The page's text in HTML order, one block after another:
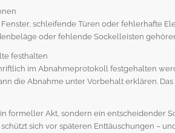
Fenster, schleifende Türen oder fehlerhafte
oder fehlende Sockelleisten
festhalten
im Abnahmeprotokoll festgehalten
die Abnahme unter Vorbehalt erklären.
formeller Akt, sondern ein entscheidender
sich vor späteren Enttäuschungen –